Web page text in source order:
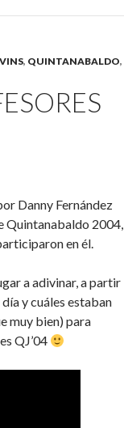
, QUINTANABALDO,
Danny Fernández
Quintanabaldo 2004,
en él.
a adivinar, a partir
y cuáles estaban
muy bien) para
QJ’04